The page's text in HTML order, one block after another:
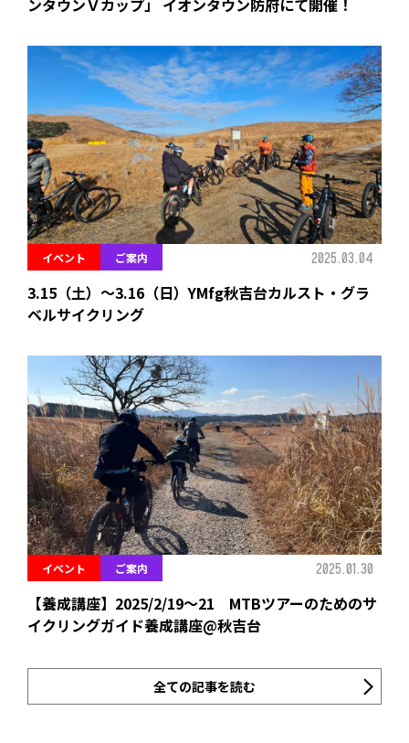
イベント ご案内 2025.03.04
3.15（土）～3.16（日）YMfg秋吉台カルスト・グラ
ベルサイクリング
イベント ご案内 2025.01.30
【養成講座】2025/2/19～21 MTBツアーのためのサ
イクリングガイド養成講座@秋吉台
全ての記事を読む